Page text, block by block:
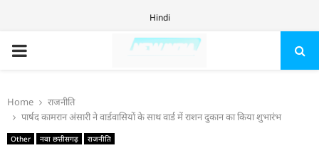
Hindi
PRIMARY
Home
राजनीति
पार्षद कामरान अंसारी ने वार्डवासियों के साथ वार्ड में राशन दुकान का किया शुभारंभ
Other नवा छत्तीसगढ़ राजनीति